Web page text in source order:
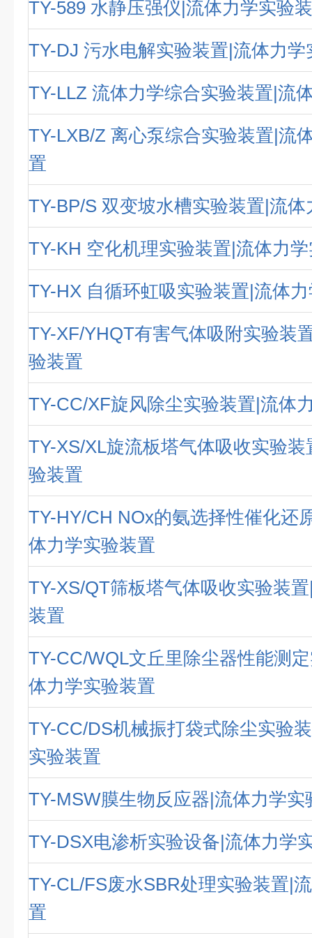
TY-589 水静压强仪|流体力学实验
TY-DJ 污水电解实验装置|流体力学
TY-LLZ 流体力学综合实验装置|流
TY-LXB/Z 离心泵综合实验装置|流
置
TY-BP/S 双变坡水槽实验装置|流
TY-KH 空化机理实验装置|流体力
TY-HX 自循环虹吸实验装置|流体
TY-XF/YHQT有害气体吸附实验装
验装置
TY-CC/XF旋风除尘实验装置|流体
TY-XS/XL旋流板塔气体吸收实验
验装置
TY-HY/CH NOx的氨选择性催化还
体力学实验装置
TY-XS/QT筛板塔气体吸收实验装
装置
TY-CC/WQL文丘里除尘器性能测
体力学实验装置
TY-CC/DS机械振打袋式除尘实验
实验装置
TY-MSW膜生物反应器|流体力学实
TY-DSX电渗析实验设备|流体力学
TY-CL/FS废水SBR处理实验装置|
置